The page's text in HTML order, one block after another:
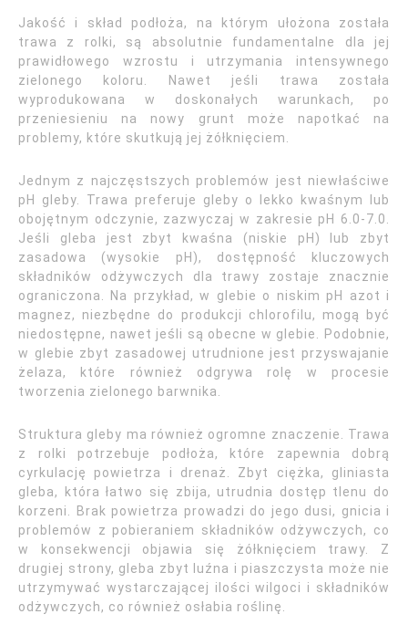
Jakość i skład podłoża, na którym ułożona została
trawa z rolki, są absolutnie fundamentalne dla jej
prawidłowego wzrostu i utrzymania intensywnego
zielonego koloru. Nawet jeśli trawa została
wyprodukowana w doskonałych warunkach, po
przeniesieniu na nowy grunt może napotkać na
problemy, które skutkują jej żółknięciem.
Jednym z najczęstszych problemów jest niewłaściwe
pH gleby. Trawa preferuje gleby o lekko kwaśnym lub
obojętnym odczynie, zazwyczaj w zakresie pH 6.0-7.0.
Jeśli gleba jest zbyt kwaśna (niskie pH) lub zbyt
zasadowa (wysokie pH), dostępność kluczowych
składników odżywczych dla trawy zostaje znacznie
ograniczona. Na przykład, w glebie o niskim pH azot i
magnez, niezbędne do produkcji chlorofilu, mogą być
niedostępne, nawet jeśli są obecne w glebie. Podobnie,
w glebie zbyt zasadowej utrudnione jest przyswajanie
żelaza, które również odgrywa rolę w procesie
tworzenia zielonego barwnika.
Struktura gleby ma również ogromne znaczenie. Trawa
z rolki potrzebuje podłoża, które zapewnia dobrą
cyrkulację powietrza i drenaż. Zbyt ciężka, gliniasta
gleba, która łatwo się zbija, utrudnia dostęp tlenu do
korzeni. Brak powietrza prowadzi do jego dusi, gnicia i
problemów z pobieraniem składników odżywczych, co
w konsekwencji objawia się żółknięciem trawy. Z
drugiej strony, gleba zbyt luźna i piaszczysta może nie
utrzymywać wystarczającej ilości wilgoci i składników
odżywczych, co również osłabia roślinę.